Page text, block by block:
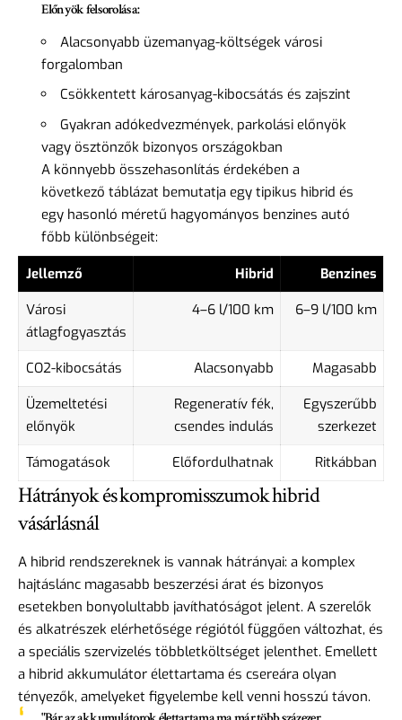
Előnyök felsorolása:
Alacsonyabb üzemanyag-költségek városi
forgalomban
Csökkentett károsanyag-kibocsátás és zajszint
Gyakran adókedvezmények, parkolási előnyök
vagy ösztönzők bizonyos országokban
A könnyebb összehasonlítás érdekében a
következő táblázat bemutatja egy tipikus hibrid és
egy hasonló méretű hagyományos benzines autó
főbb különbségeit:
Jellemző Hibrid
Benzines
Városi
átlagfogyasztás
4–6 l/100 km 6–9 l/100 km
CO2-kibocsátás Alacsonyabb
Magasabb
Üzemeltetési
előnyök
Regeneratív fék,
csendes indulás
Egyszerűbb
szerkezet
Támogatások
Előfordulhatnak Ritkábban
Hátrányok és kompromisszumok hibrid
vásárlásnál
A hibrid rendszereknek is vannak hátrányai: a komplex
hajtáslánc magasabb beszerzési árat és bizonyos
esetekben bonyolultabb javíthatóságot jelent. A szerelők
és alkatrészek elérhetősége régiótól függően változhat, és
a speciális szervizelés többletköltséget jelenthet. Emellett
a hibrid akkumulátor élettartama és csereára olyan
tényezők, amelyeket figyelembe kell venni hosszú távon.